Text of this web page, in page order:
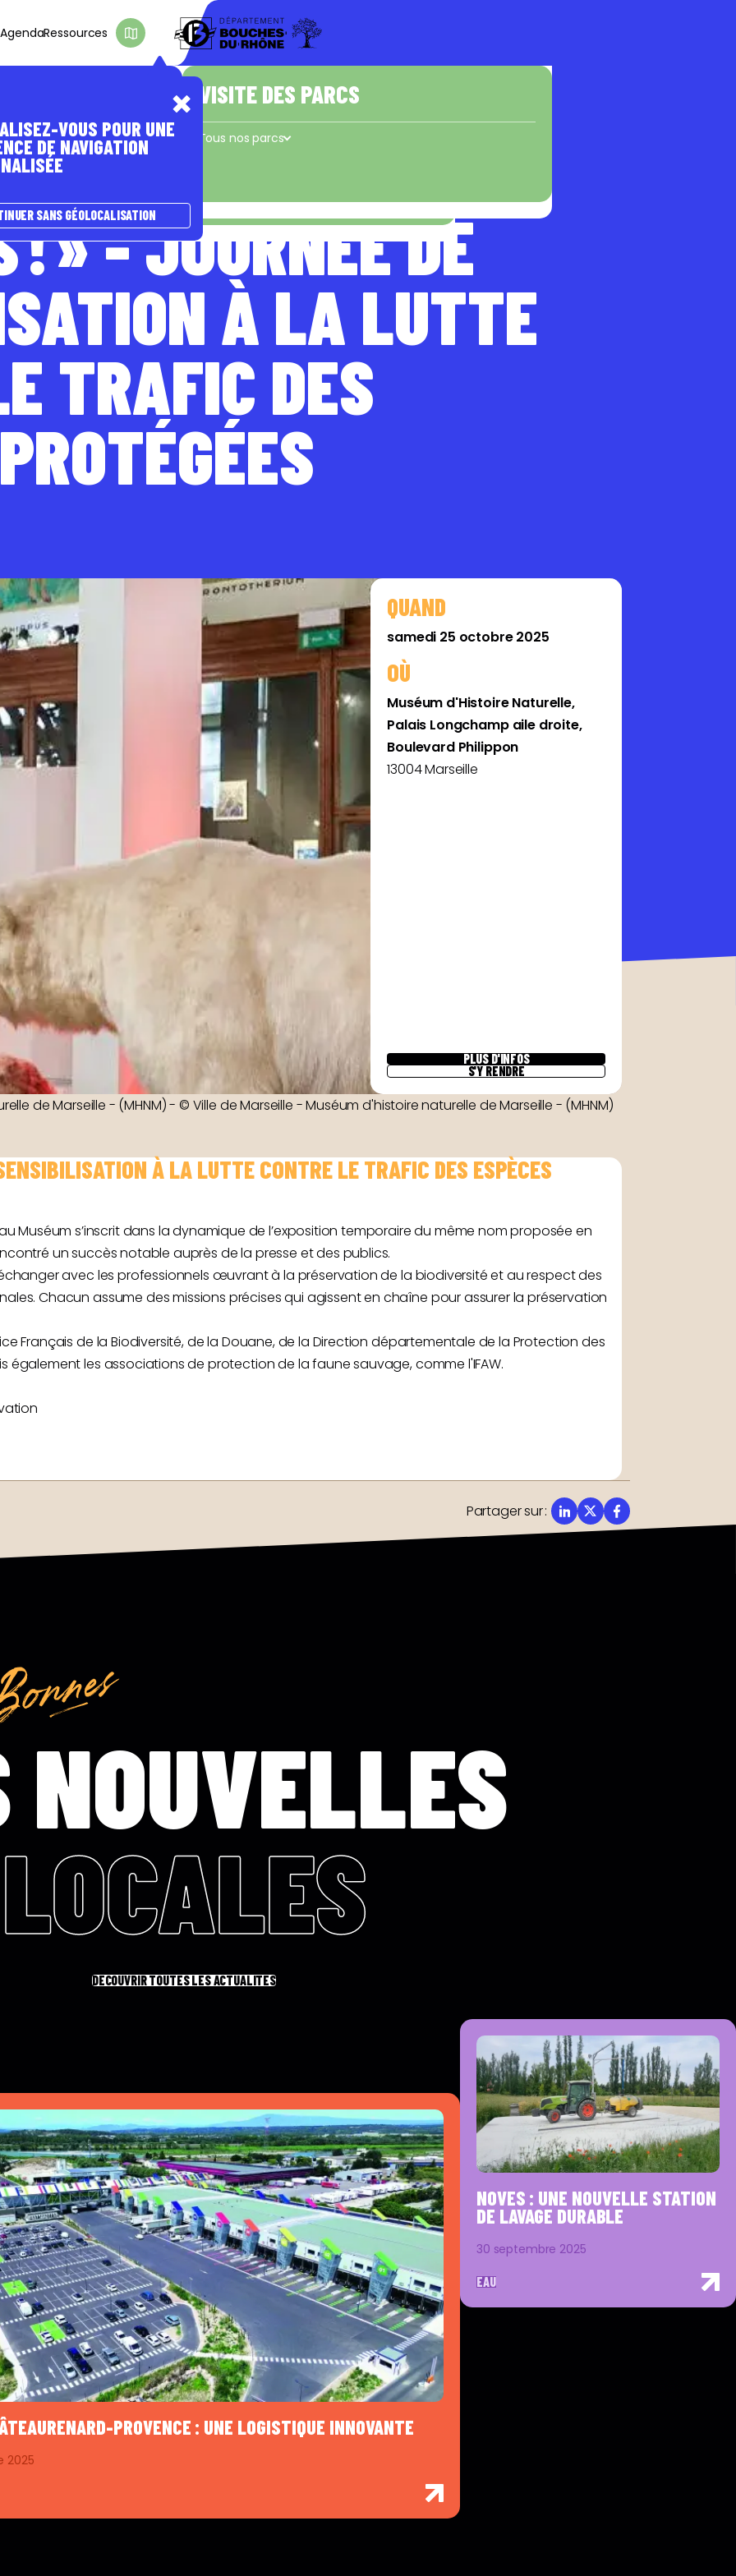
ÊTRE ACCOMPAGNÉ(E)
Les coups de pouce du Département
Concors - Taulisson
VISITE DES PARCS
Tous nos parcs
AgendaRessources
! » - JOURNÉE DE
À LA LUTTE
TRAFIC DES
de Marseille - (MHNM) - © Ville de Marseille - Muséum d'histoire naturelle de Marseille - (MHNM)
QUAND
samedi 25 octobre 2025
OÙ
Muséum d'Histoire Naturelle,
Palais Longchamp aile droite,
Boulevard Philippon
13004 Marseille
PLUS D'INFOS
S'Y RENDRE
À LA LUTTE CONTRE LE TRAFIC DES ESPÈCES
Muséum s’inscrit dans la dynamique de l’exposition temporaire du même nom proposée en
un succès notable auprès de la presse et des publics.
avec les professionnels œuvrant à la préservation de la biodiversité et au respect des
Chacun assume des missions précises qui agissent en chaîne pour assurer la préservation
Français de la Biodiversité, de la Douane, de la Direction départementale de la Protection des
également les associations de protection de la faune sauvage, comme l'IFAW.
Partager sur:
NOUVELLES
LOCALES
DÉCOUVRIR TOUTES LES ACTUALITÉS
PROVENCE : UNE LOGISTIQUE INNOVANTE
2025
NOVES : UNE NOUVELLE STATION
DE LAVAGE DURABLE
30 septembre 2025
EAU
VOUS POUR UNE
DE NAVIGATION
SANS GÉOLOCALISATION